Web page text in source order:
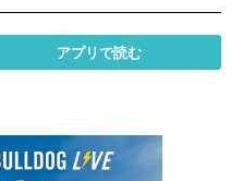
アプリで読む